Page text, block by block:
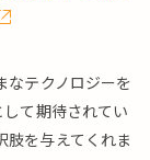
なテクノロジーを
て期待されてい
肢を与えてくれま